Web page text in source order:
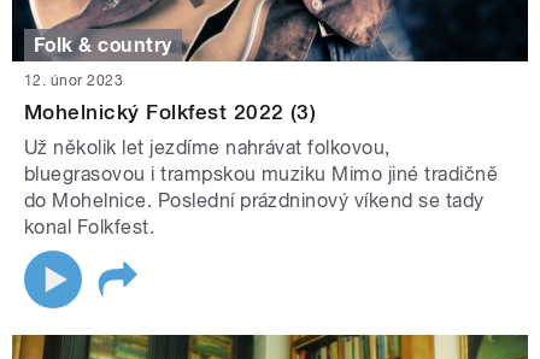
Folk & country
12. únor 2023
Mohelnický Folkfest 2022 (3)
Už několik let jezdíme nahrávat folkovou,
bluegrasovou i trampskou muziku Mimo jiné tradičně
do Mohelnice. Poslední prázdninový víkend se tady
konal Folkfest.